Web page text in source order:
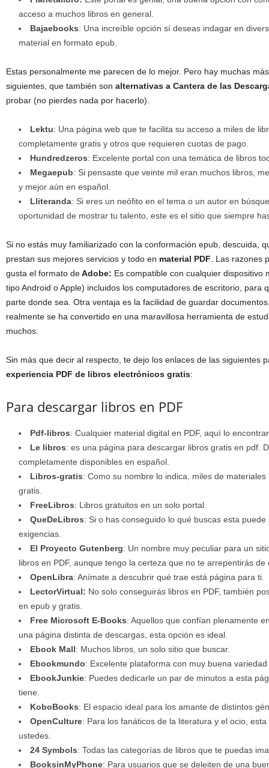
acceso a muchos libros en general.
Bajaebooks: Una increíble opción sí deseas indagar en
material en formato epub.
Estas personalmente me parecen de lo mejor. Pero hay muchas
siguientes, que también son alternativas a Cantera de las
probar (no pierdes nada por hacerlo).
Lektu: Una página web que te facilita su acceso a miles de
completamente gratis y otros que requieren cuotas de pago.
Hundredzeros: Excelente portal con una temática de libros
Megaepub: Si pensaste que veinte mil eran muchos libros,
y mejor aún en español.
Lliteranda: Si eres un neófito en el tema o un autor en
oportunidad de mostrar tu talento, este es el sitio que siempre
Si no estás muy familiarizado con la conformación epub, descuida,
prestan sus mejores servicios y todo en material PDF . Las razones
gusta el formato deAdobe: Es compatible con cualquier dispositivo
tipo Android o Apple) incluidos los computadores de escritorio, para
parte donde sea. Otra ventaja es la facilidad de guardar
realmente se ha convertido en una maravillosa herramienta de
muchos.
Sin más que decir al respecto, te dejo los enlaces de las siguientes
experiencia PDF de libros electrónicos gratis:
Para descargar libros en PDF
Pdf-libros: Cualquier material digital en PDF, aquí lo
Le libros: es una página para descargar libros gratis en pdf.
completamente disponibles en español.
Libros-gratis: Como su nombre lo indica, miles de
gratis.
FreeLibros: Libros gratuitos en un solo portal.
QueDeLibros: Si o has conseguido lo qué buscas esta
exigencias.
El Proyecto Gutenberg: Un nombre muy peculiar para un
libros en PDF, aunque tengo la certeza que no te arrepentirás de
OpenLibra: Anímate a descubrir qué trae está página para ti.
LectorVirtual: No solo conseguirás libros en PDF, también
en epub y gratis.
Free Microsoft E-Books: Aquellos que confían plenamente
una página distinta de descargas, esta opción es ideal.
Ebook Mall: Muchos libros, un solo sitio que buscar.
Ebookmundo: Excelente plataforma con muy buena
EbookJunkie: Puedes dedicarle un par de minutos a esta
tiene.
KoboBooks: El espacio ideal para los amante de distintos
OpenCulture: Para los fanáticos de la literatura y el ocio,
ustedes.
24 Symbols: Todas las categorías de libros que te puedas
BooksinMyPhone: Para usuarios que se deleiten de una